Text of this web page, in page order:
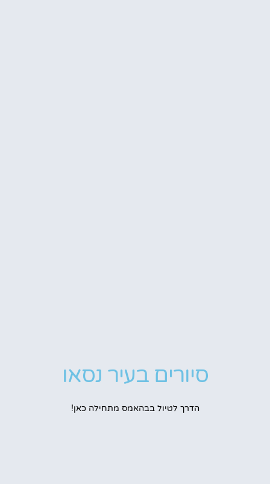
סיורים בעיר נסאו
הדרך לטיול בבהאמס מתחילה כאן!